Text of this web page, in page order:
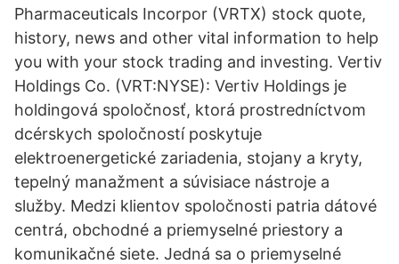
Pharmaceuticals Incorpor (VRTX) stock quote,
history, news and other vital information to help
you with your stock trading and investing. Vertiv
Holdings Co. (VRT:NYSE): Vertiv Holdings je
holdingová spoločnosť, ktorá prostredníctvom
dcérskych spoločností poskytuje
elektroenergetické zariadenia, stojany a kryty,
tepelný manažment a súvisiace nástroje a
služby. Medzi klientov spoločnosti patria dátové
centrá, obchodné a priemyselné priestory a
komunikačné siete. Jedná sa o priemyselné